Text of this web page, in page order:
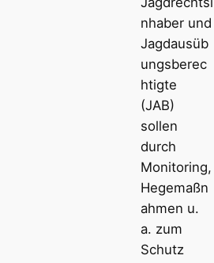
nhaber und
Jagdausüb
ungsberec
htigte
(JAB)
sollen
durch
Monitoring,
Hegemaßn
ahmen u.
a. zum
Schutz